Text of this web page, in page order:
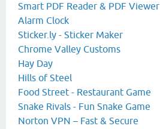
Smart PDF Reader & PDF Viewer
Alarm Clock
Sticker.ly - Sticker Maker
Chrome Valley Customs
Hay Day
Hills of Steel
Food Street - Restaurant Game
Snake Rivals - Fun Snake Game
Norton VPN – Fast & Secure